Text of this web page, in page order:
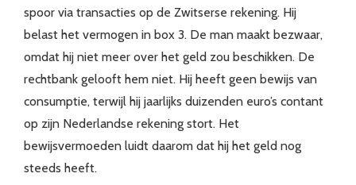
spoor via transacties op de Zwitserse rekening. Hij
belast het vermogen in box 3. De man maakt bezwaar,
omdat hij niet meer over het geld zou beschikken. De
rechtbank gelooft hem niet. Hij heeft geen bewijs van
consumptie, terwijl hij jaarlijks duizenden euro’s contant
op zijn Nederlandse rekening stort. Het
bewijsvermoeden luidt daarom dat hij het geld nog
steeds heeft.